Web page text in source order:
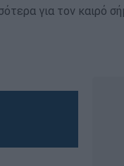
για τον καιρό